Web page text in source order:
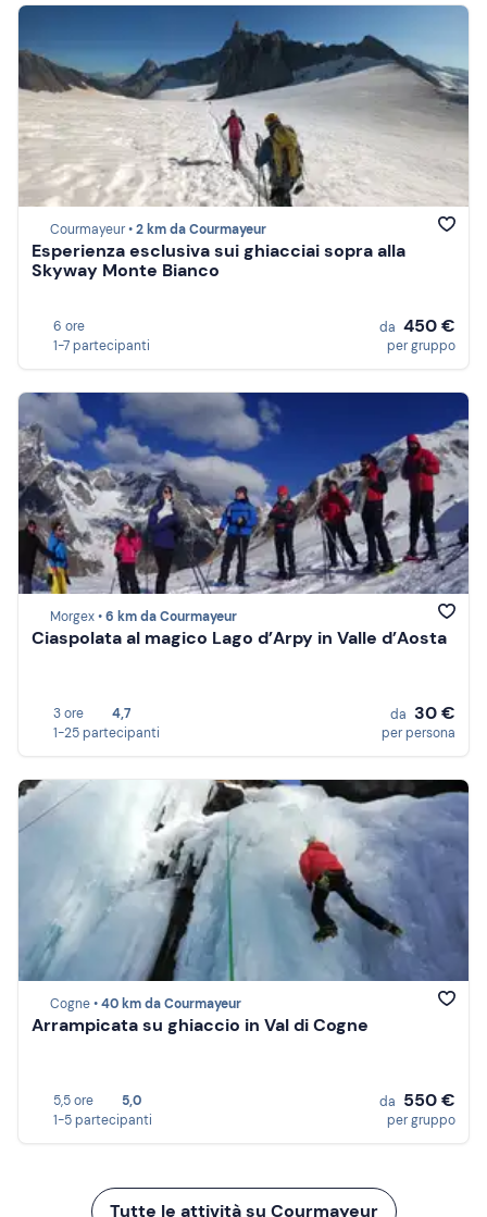
Courmayeur •2 km da Courmayeur
Esperienza esclusiva sui ghiacciai sopra alla
Skyway Monte Bianco
6 ore
1-7 partecipanti
da 450 €
per gruppo
Morgex •6 km da Courmayeur
Ciaspolata al magico Lago d’Arpy in Valle d’Aosta
3 ore
4,7
1-25 partecipanti
da 30 €
per persona
Cogne •40 km da Courmayeur
Arrampicata su ghiaccio in Val di Cogne
5,5 ore
5,0
1-5 partecipanti
da 550 €
per gruppo
Tutte le attività su Courmayeur